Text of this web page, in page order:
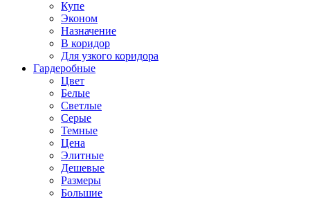
Купе
Эконом
Назначение
В коридор
Для узкого коридора
Гардеробные
Цвет
Белые
Светлые
Серые
Темные
Цена
Элитные
Дешевые
Размеры
Большие